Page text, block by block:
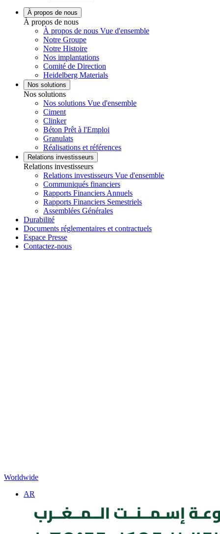
À propos de nous
À propos de nous
À propos de nous Vue d'ensemble
Notre Groupe
Notre Histoire
Nos implantations
Comité de Direction
Heidelberg Materials
Nos solutions
Nos solutions
Nos solutions Vue d'ensemble
Ciment
Clinker
Béton Prêt à l'Emploi
Granulats
Réalisations et références
Relations investisseurs
Relations investisseurs
Relations investisseurs Vue d'ensemble
Communiqués financiers
Rapports Financiers Annuels
Rapports Financiers Semestriels
Assemblées Générales
Durabilité
Documents réglementaires et contractuels
Espace Presse
Contactez-nous
Worldwide
AR